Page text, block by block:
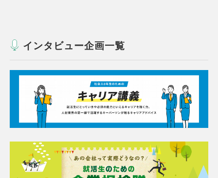
インタビュー企画一覧